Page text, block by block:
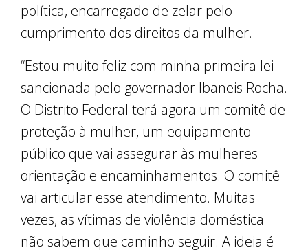
política, encarregado de zelar pelo
cumprimento dos direitos da mulher.
“Estou muito feliz com minha primeira lei
sancionada pelo governador Ibaneis Rocha.
O Distrito Federal terá agora um comitê de
proteção à mulher, um equipamento
público que vai assegurar às mulheres
orientação e encaminhamentos. O comitê
vai articular esse atendimento. Muitas
vezes, as vítimas de violência doméstica
não sabem que caminho seguir. A ideia é